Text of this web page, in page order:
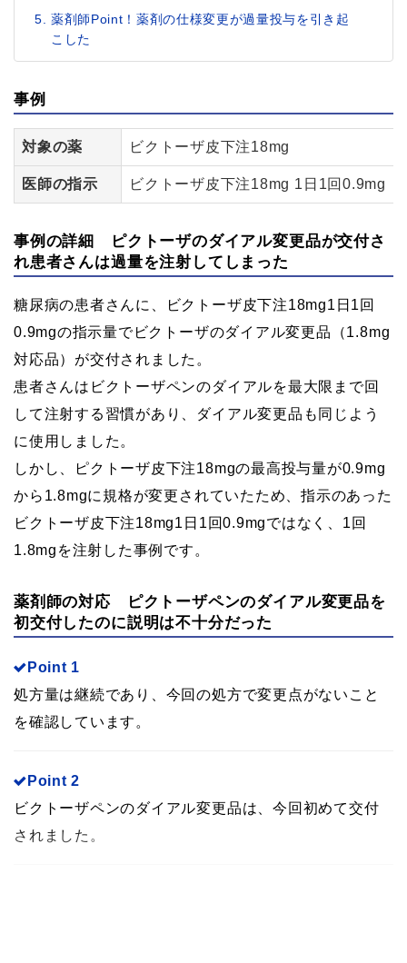
薬剤師Point！薬剤の仕様変更が過量投与を引き起
こした
事例
対象の薬 ビクトーザ皮下注18mg
医師の指示 ビクトーザ皮下注18mg 1日1回0.9mg
事例の詳細 ピクトーザのダイアル変更品が交付さ
れ患者さんは過量を注射してしまった
糖尿病の患者さんに、ビクトーザ皮下注18mg1日1回
0.9mgの指示量でビクトーザのダイアル変更品（1.8mg
対応品）が交付されました。
患者さんはビクトーザペンのダイアルを最大限まで回
して注射する習慣があり、ダイアル変更品も同じよう
に使用しました。
しかし、ピクトーザ皮下注18mgの最高投与量が0.9mg
から1.8mgに規格が変更されていたため、指示のあった
ビクトーザ皮下注18mg1日1回0.9mgではなく、1回
1.8mgを注射した事例です。
薬剤師の対応 ピクトーザペンのダイアル変更品を
初交付したのに説明は不十分だった
Point 1
処方量は継続であり、今回の処方で変更点がないこと
を確認しています。
Point 2
ビクトーザペンのダイアル変更品は、今回初めて交付
されました。